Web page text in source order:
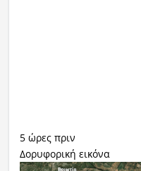
5 ώρες πριν
Δορυφορική εικόνα